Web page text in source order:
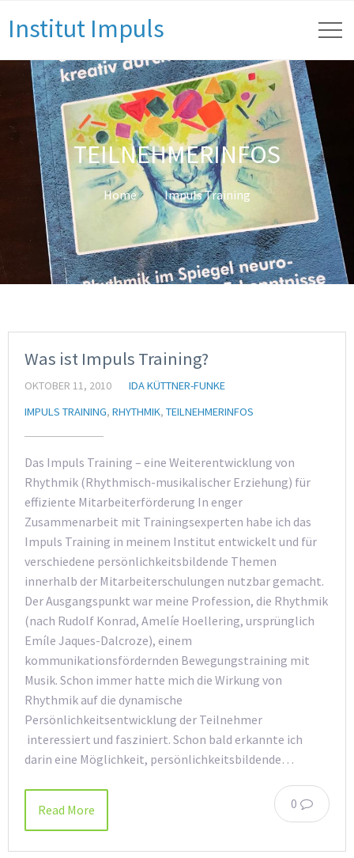
Institut Impuls
TEILNEHMERINFOS
Home Impuls Training
Was ist Impuls Training?
OKTOBER 11, 2010
IDA KÜTTNER-FUNKE
IMPULS TRAINING, RHYTHMIK, TEILNEHMERINFOS
Das Impuls Training – eine Weiterentwicklung von
Rhythmik (Rhythmisch-musikalischer Erziehung) für
effiziente Mitarbeiterförderung In enger
Zusammenarbeit mit Trainingsexperten habe ich das
Impuls Training in meinem Institut entwickelt und für
verschiedene persönlichkeitsbildende Themen
innerhalb der Mitarbeiterschulungen nutzbar gemacht.
Der Ausgangspunkt war meine Profession, die Rhythmik
(nach Rudolf Konrad, Amelíe Hoellering, ursprünglich
Emíle Jaques-Dalcroze), einem
kommunikationsfördernden Bewegungstraining mit
Musik. Schon immer hatte mich die Wirkung von
Rhythmik auf die dynamische
Persönlichkeitsentwicklung der Teilnehmer
interessiert und fasziniert. Schon bald erkannte ich
darin eine Möglichkeit, persönlichkeitsbildende…
0
Read More